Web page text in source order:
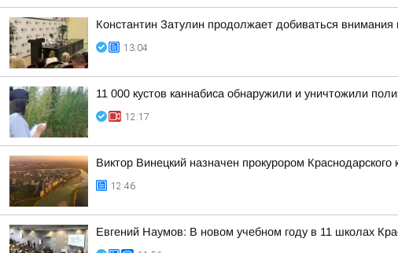
Константин Затулин продолжает добиваться
13:04
11 000 кустов каннабиса обнаружили и уничтожили
12:17
Виктор Винецкий назначен прокурором Краснодарского
12:46
Евгений Наумов: В новом учебном году в 11 школах